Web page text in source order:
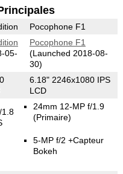
Pocophone F1
05-
Pocophone F1
(Launched 2018-08-
30)
6.18" 2246x1080 IPS
LCD
1.8
24mm 12-MP f/1.9
(Primaire)
5-MP f/2 +Capteur
Bokeh